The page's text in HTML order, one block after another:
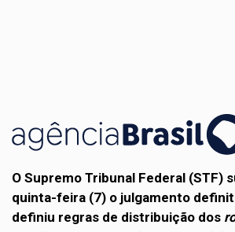
O Supremo Tribunal Federal (STF)
quinta-feira (7) o julgamento
definiu regras de distribuição dos